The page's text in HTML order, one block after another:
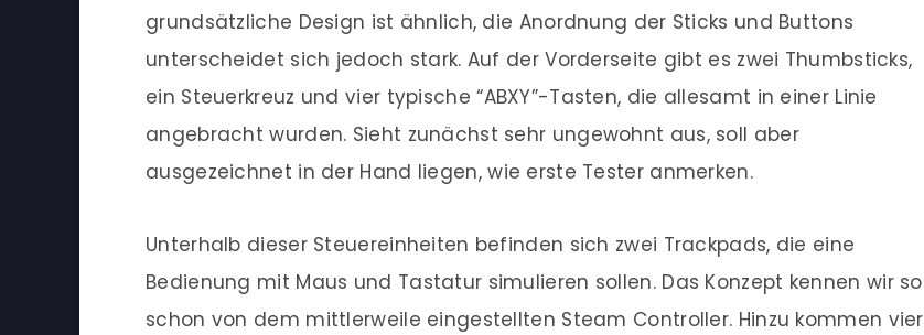
grundsätzliche Design ist ähnlich, die Anordnung der Sticks und Buttons
unterscheidet sich jedoch stark. Auf der Vorderseite gibt es zwei Thumbsticks,
ein Steuerkreuz und vier typische “ABXY”-Tasten, die allesamt in einer Linie
angebracht wurden. Sieht zunächst sehr ungewohnt aus, soll aber
ausgezeichnet in der Hand liegen, wie erste Tester anmerken.
Unterhalb dieser Steuereinheiten befinden sich zwei Trackpads, die eine
Bedienung mit Maus und Tastatur simulieren sollen. Das Konzept kennen wir so
schon von dem mittlerweile eingestellten Steam Controller. Hinzu kommen vier